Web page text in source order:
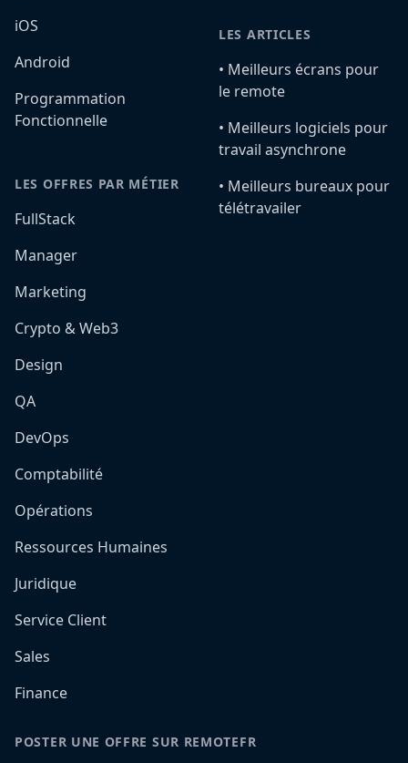
iOS
Android
Programmation
Fonctionnelle
LES OFFRES PAR MÉTIER
FullStack
Manager
Marketing
Crypto & Web3
Design
QA
DevOps
Comptabilité
Opérations
Ressources Humaines
Juridique
Service Client
Sales
Finance
LES ARTICLES
•️ Meilleurs écrans pour
le remote
•️ Meilleurs logiciels pour
travail asynchrone
•️ Meilleurs bureaux pour
télétravailer
POSTER UNE OFFRE SUR REMOTEFR